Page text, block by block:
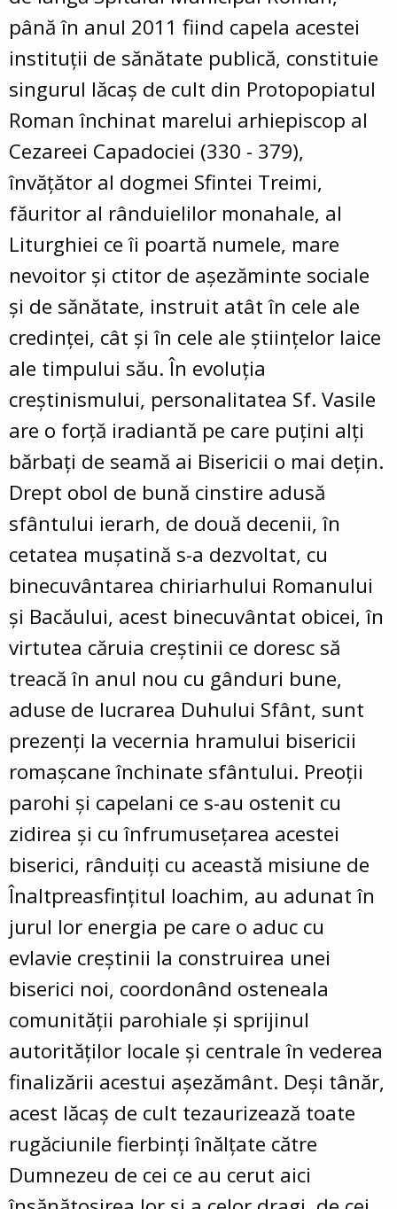
până în anul 2011 fiind capela acestei
instituții de sănătate publică, constituie
singurul lăcaș de cult din Protopopiatul
Roman închinat marelui arhiepiscop al
Cezareei Capadociei (330 - 379),
învățător al dogmei Sfintei Treimi,
făuritor al rânduielilor monahale, al
Liturghiei ce îi poartă numele, mare
nevoitor și ctitor de așezăminte sociale
și de sănătate, instruit atât în cele ale
credinței, cât și în cele ale științelor laice
ale timpului său. În evoluția
creștinismului, personalitatea Sf. Vasile
are o forță iradiantă pe care puțini alți
bărbați de seamă ai Bisericii o mai dețin.
Drept obol de bună cinstire adusă
sfântului ierarh, de două decenii, în
cetatea mușatină s-a dezvoltat, cu
binecuvântarea chiriarhului Romanului
și Bacăului, acest binecuvântat obicei, în
virtutea căruia creștinii ce doresc să
treacă în anul nou cu gânduri bune,
aduse de lucrarea Duhului Sfânt, sunt
prezenți la vecernia hramului bisericii
romașcane închinate sfântului. Preoții
parohi și capelani ce s-au ostenit cu
zidirea și cu înfrumusețarea acestei
biserici, rânduiți cu această misiune de
Înaltpreasfințitul Ioachim, au adunat în
jurul lor energia pe care o aduc cu
evlavie creștinii la construirea unei
biserici noi, coordonând osteneala
comunității parohiale și sprijinul
autorităților locale și centrale în vederea
finalizării acestui așezământ. Deși tânăr,
acest lăcaș de cult tezaurizează toate
rugăciunile fierbinți înălțate către
Dumnezeu de cei ce au cerut aici